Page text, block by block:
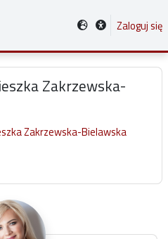
Zaloguj się
Zakrzewska-
Zakrzewska-Bielawska